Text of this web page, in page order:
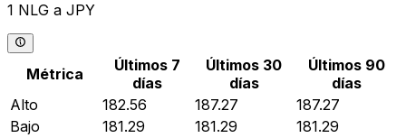
1 NLG a JPY
Métrica
Últimos 7
días
Últimos 30
días
Últimos 90
días
Alto
182.56 187.27
187.27
Bajo
181.29 181.29
181.29